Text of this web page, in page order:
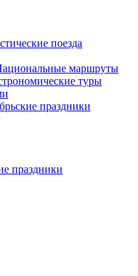
поезда
маршруты
туры
праздники
праздники